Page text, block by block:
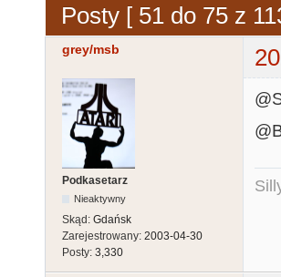
Posty [ 51 do 75 z
grey/msb
Podkasetarz
Nieaktywny
Skąd: Gdańsk
Zarejestrowany: 2003-04-30
Posty: 3,330